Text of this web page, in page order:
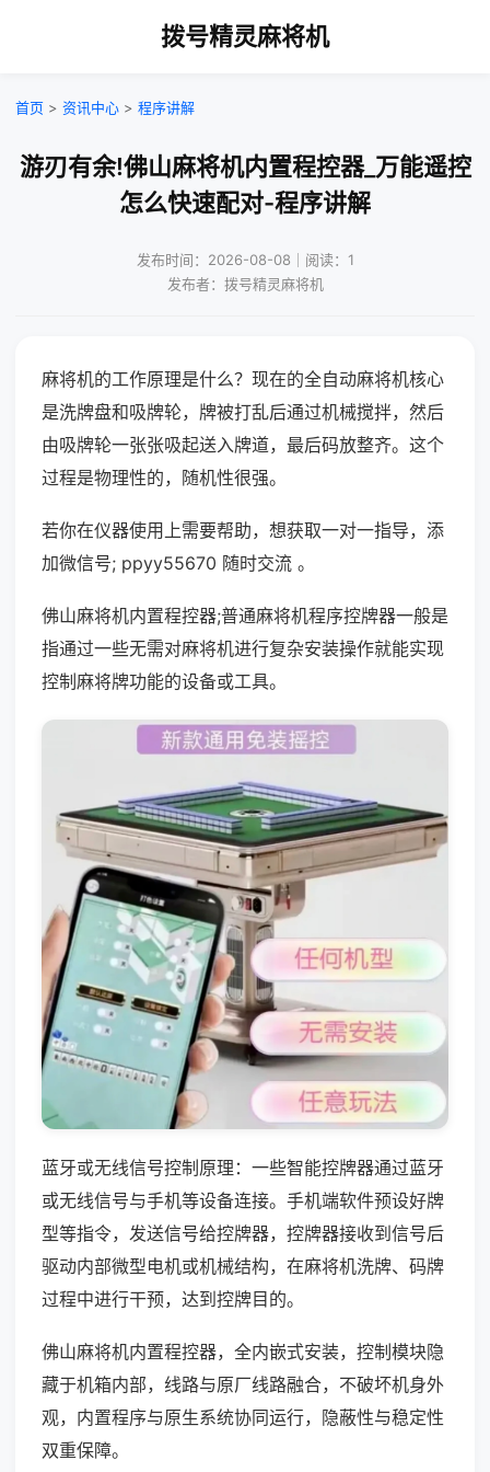
拨号精灵麻将机
首页 > 资讯中心 > 程序讲解
游刃有余!佛山麻将机内置程控器_万能遥控
怎么快速配对-程序讲解
发布时间：2026-08-08｜阅读：1
发布者：拨号精灵麻将机
麻将机的工作原理是什么？现在的全自动麻将机核心
是洗牌盘和吸牌轮，牌被打乱后通过机械搅拌，然后
由吸牌轮一张张吸起送入牌道，最后码放整齐。这个
过程是物理性的，随机性很强。
若你在仪器使用上需要帮助，想获取一对一指导，添
加微信号; ppyy55670 随时交流 。
佛山麻将机内置程控器;普通麻将机程序控牌器一般是
指通过一些无需对麻将机进行复杂安装操作就能实现
控制麻将牌功能的设备或工具。
蓝牙或无线信号控制原理：一些智能控牌器通过蓝牙
或无线信号与手机等设备连接。手机端软件预设好牌
型等指令，发送信号给控牌器，控牌器接收到信号后
驱动内部微型电机或机械结构，在麻将机洗牌、码牌
过程中进行干预，达到控牌目的。
佛山麻将机内置程控器，全内嵌式安装，控制模块隐
藏于机箱内部，线路与原厂线路融合，不破坏机身外
观，内置程序与原生系统协同运行，隐蔽性与稳定性
双重保障。